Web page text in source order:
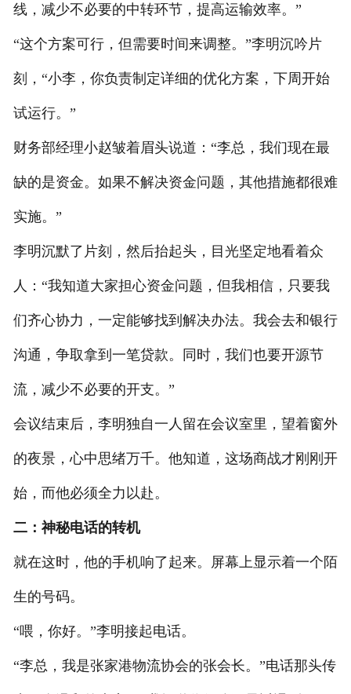
线，减少不必要的中转环节，提高运输效率。”
“这个方案可行，但需要时间来调整。”李明沉吟片
刻，“小李，你负责制定详细的优化方案，下周开始
试运行。”
财务部经理小赵皱着眉头说道：“李总，我们现在最
缺的是资金。如果不解决资金问题，其他措施都很难
实施。”
李明沉默了片刻，然后抬起头，目光坚定地看着众
人：“我知道大家担心资金问题，但我相信，只要我
们齐心协力，一定能够找到解决办法。我会去和银行
沟通，争取拿到一笔贷款。同时，我们也要开源节
流，减少不必要的开支。”
会议结束后，李明独自一人留在会议室里，望着窗外
的夜景，心中思绪万千。他知道，这场商战才刚刚开
始，而他必须全力以赴。
二：神秘电话的转机
就在这时，他的手机响了起来。屏幕上显示着一个陌
生的号码。
“喂，你好。”李明接起电话。
“李总，我是张家港物流协会的张会长。”电话那头传